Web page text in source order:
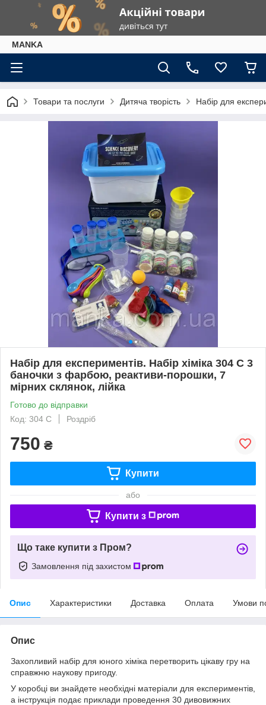
МАNKА
Товари та послуги Дитяча творість Набір для
Набір для експериментів. Набір хіміка 304 C 3
баночки з фарбою, реактиви-порошки, 7
мірних склянок, лійка
Готово до відправки
Код: 304 C
Роздріб
750 ₴
Купити
або
Купити з
Що таке купити з Пром?
Замовлення під захистом
Опис Характеристики Доставка Оплата Умови
Опис
Захопливий набір для юного хіміка перетворить цікаву гру на
справжню наукову пригоду.
У коробці ви знайдете необхідні матеріали для експериментів,
а інструкція подає приклади проведення 30 дивовижних